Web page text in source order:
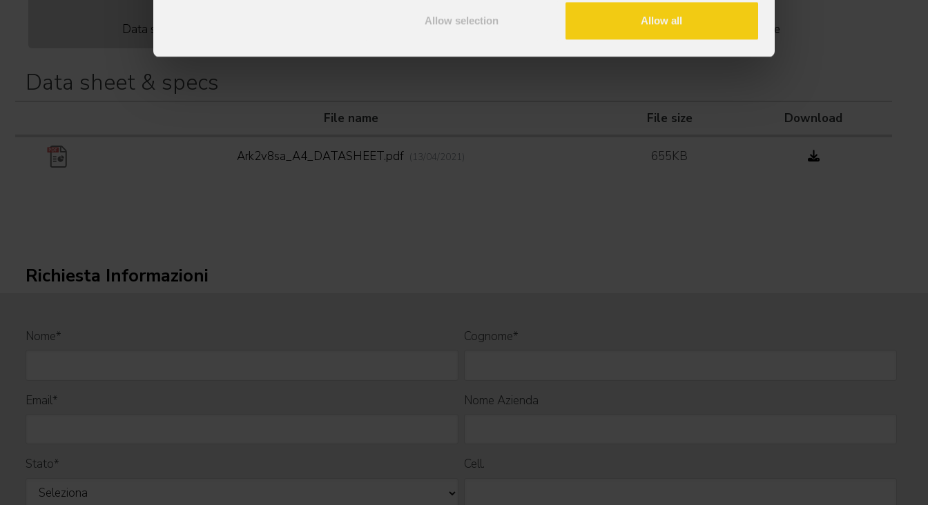
Allow selection Allow all
Data sheet & specs User manual Software
Data sheet & specs
File name File size Download
Ark2v8sa_A4_DATASHEET.pdf (13/04/2021) 655KB
Richiesta Informazioni
Nome* Cognome*
Email* Nome Azienda
Stato* Cell.